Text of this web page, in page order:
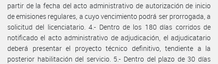
partir de la fecha del acto administrativo de autorización de inicio
de emisiones regulares, a cuyo vencimiento podrá ser prorrogada, a
solicitud del licenciatario. 4.- Dentro de los 180 días corridos de
notificado el acto administrativo de adjudicación, el adjudicatario
deberá presentar el proyecto técnico definitivo, tendiente a la
posterior habilitación del servicio. 5.- Dentro del plazo de 30 días